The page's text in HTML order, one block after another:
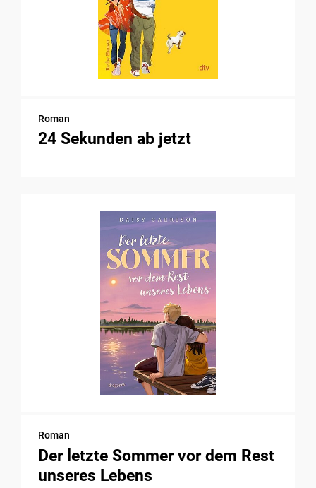
Roman
24 Sekunden ab jetzt
Roman
Der letzte Sommer vor dem Rest
unseres Lebens